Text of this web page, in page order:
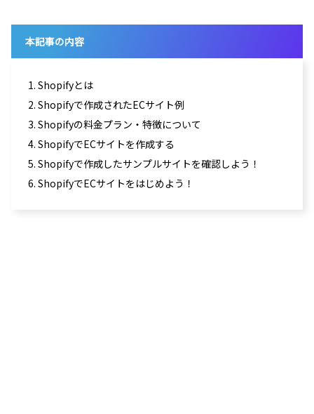
本記事の内容
1. Shopifyとは
2. Shopifyで作成されたECサイト例
3. Shopifyの料金プラン・特徴について
4. ShopifyでECサイトを作成する
5. Shopifyで作成したサンプルサイトを確認しよう！
6. ShopifyでECサイトをはじめよう！